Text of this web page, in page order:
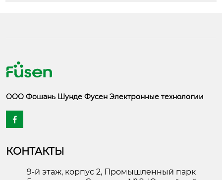
ООО Фошань Шунде Фусен Электронные технологии

КОНТАКТЫ
9-й этаж, корпус 2, Промышленный парк